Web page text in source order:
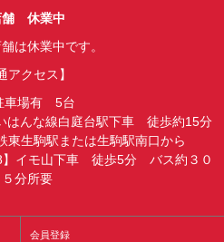
舗 休業中
は休業中です。
アクセス】
車場有 5台
はんな線白庭台駅下車 徒歩約15分
東生駒駅または生駒駅南口から
】イモ山下車 徒歩5分 バス約３０
５分所要
会員登録